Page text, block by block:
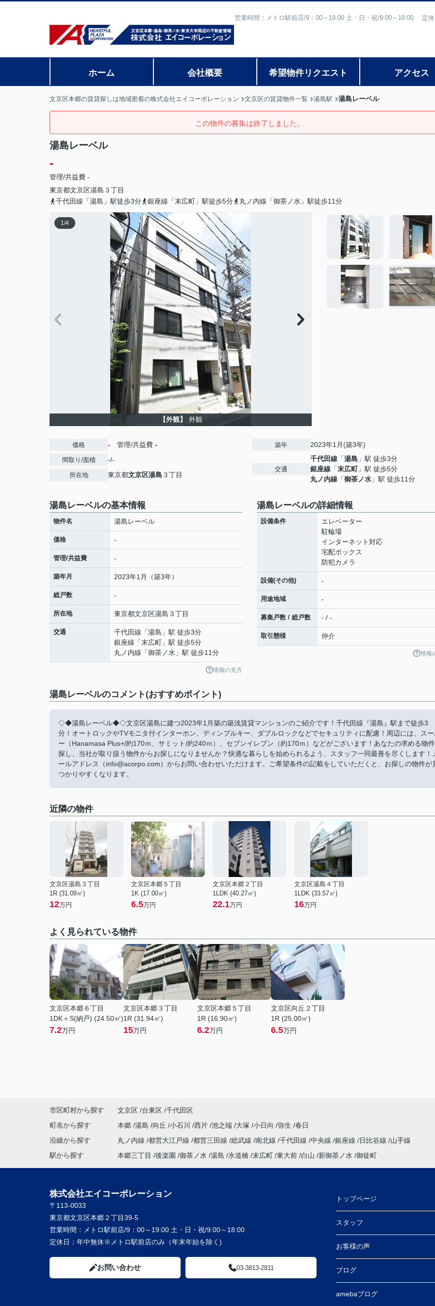
営業時間：メトロ駅前店/9：00～19:00 土・日・祝/9:00～18:00 定
ホーム 会社概要 希望物件リクエスト アクセス
文京区本郷の賃貸探しは地域密着の株式会社エイコーポレーション 文京区の賃貸物件一覧 湯島駅 湯島レーベル
この物件の募集は終了しました。
湯島レーベル
-
管理/共益費 -
東京都文京区湯島 ３丁目
千代田線「湯島」駅徒歩3分
銀座線「末広町」駅徒歩5分 丸ノ内線「御茶ノ水」駅徒歩11分
1/4
【外観】 外観
価格 - 管理/共益費 -
間取り/面積 -/-
所在地 東京都文京区湯島 ３丁目
築年 2023年1月(築3年)
交通
千代田線 「湯島 」駅 徒歩3分
銀座線 「末広町」駅 徒歩5分
丸ノ内線 「御茶ノ水 」駅 徒歩11分
湯島レーベルの基本情報
物件名 湯島レーベル
価格 -
管理/共益費 -
築年月 2023年1月（築3年）
総戸数 -
所在地 東京都文京区湯島 ３丁目
交通 千代田線 「湯島 」駅 徒歩3分
銀座線 「末広町 」駅 徒歩5分
丸ノ内線 「御茶ノ水 」駅 徒歩11分
情報の見方
湯島レーベルの詳細情報
設備条件
エレベーター
駐輪場
インターネット対応
宅配ボックス
防犯カメラ
設備(その他) -
用途地域 -
募集戸数 / 総戸数 - / -
取引態様 仲介
情報
湯島レーベルのコメント(おすすめポイント)
◇◆湯島レーベル◆◇文京区湯島に建つ2023年1月築の築浅賃貸マンションのご紹介です！千代田線『湯島』駅まで徒歩3
分！オートロックやTVモニタ付インターホン、ディンプルキー、ダブルロックなどでセキュリティに配慮！周辺には、ス
ー（Hanamasa Plus+/約170ｍ、サミット/約240ｍ）、セブンイレブン（約170ｍ）などがございます！あなたの求める物件
探し、当社が取り扱う物件からお探しになりませんか？快適な暮らしを始められるよう、スタッフ一同最善を尽くします！
ールアドレス（info@acorpo.com）からお問い合わせいただけます。ご希望条件の記載をしていただくと、お探しの物件が
つかりやすくなります。
近隣の物件
文京区湯島３丁目
1R (31.09㎡)
12万円
文京区本郷５丁目
1K (17.00㎡)
6.5万円
文京区本郷２丁目
1LDK (40.27㎡)
22.1万円
文京区湯島４丁目
1LDK (33.57㎡)
16万円
よく見られている物件
文京区本郷６丁目
1DK＋S(納戸) (24.50㎡)
7.2万円
文京区本郷３丁目
1R (31.94㎡)
15万円
文京区本郷５丁目
1R (16.90㎡)
6.2万円
文京区向丘２丁目
1R (25.00㎡)
6.5万円
市区町村から探す 文京区 台東区 千代田区
町名から探す
本郷 湯島 向丘 小石川 西片 池之端 大塚 小日向 弥生 春日
沿線から探す
丸ノ内線 都営大江戸線 都営三田線 総武線 南北線 千代田線 中央線 銀座線 日比谷線
山手線
駅から探す
本郷三丁目 後楽園 御茶ノ水 湯島 水道橋 末広町 東大前 白山 新御茶ノ水 御徒町
株式会社エイコーポレーション
〒113-0033
東京都文京区本郷２丁目39-5
営業時間：
メトロ駅前店/9：00～19:00 土・日・祝/9:00～18:00
定休日： 年中無休※メトロ駅前店のみ（年末年始を除く)
お問い合わせ 03-3813-2811
トップページ
スタッフ
お客様の声
ブログ
amebaブログ